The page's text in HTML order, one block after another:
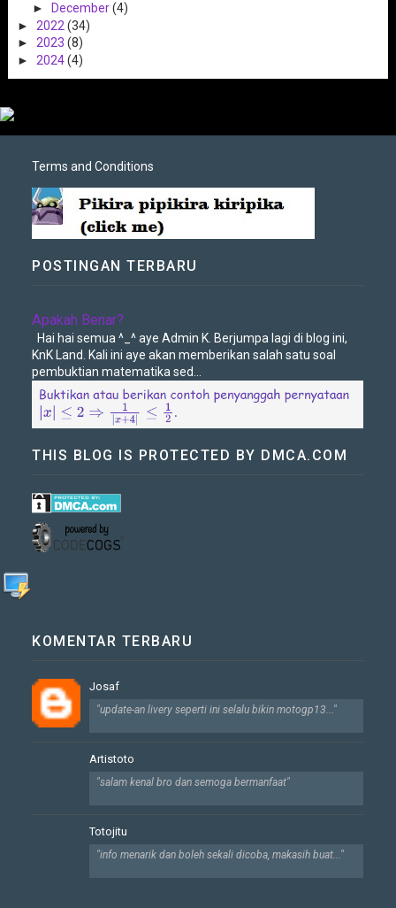
►
December(4)
► 2022 (34)
► 2023 (8)
► 2024(4)
Terms and Conditions
POSTINGAN TERBARU
Apakah Benar?
Hai hai semua ^_^ aye Admin K. Berjumpa lagi di blog ini,
KnK Land. Kali ini aye akan memberikan salah satu soal
pembuktian matematika sed...
THIS BLOG IS PROTECTED BY DMCA.COM
KOMENTAR TERBARU
Josaf
"update-an livery seperti ini selalu bikin motogp13..."
Artistoto
"salam kenal bro dan semoga bermanfaat"
Totojitu
"info menarik dan boleh sekali dicoba, makasih buat..."